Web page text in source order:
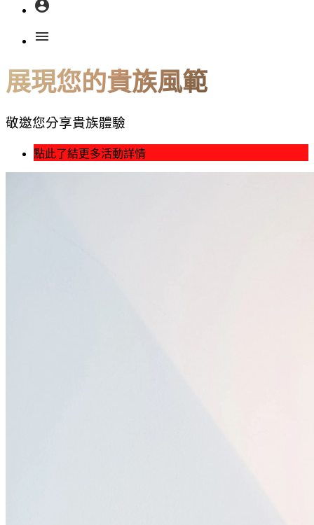
account_circle
menu
展現您的貴族風範
敬邀您分享貴族體驗
點此了結更多活動詳情